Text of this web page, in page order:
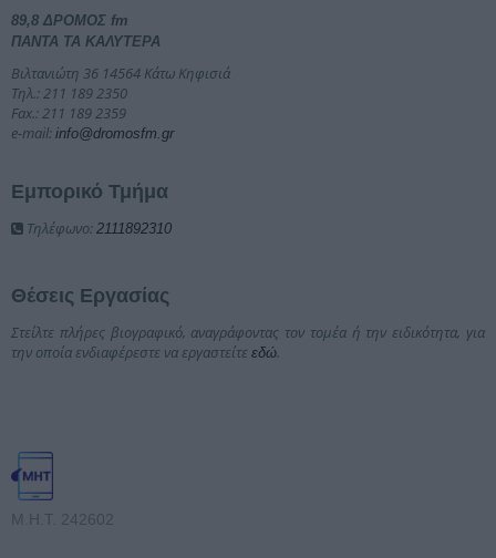
89,8 ΔΡΟΜΟΣ fm
ΠΑΝΤΑ ΤΑ ΚΑΛΥΤΕΡΑ
Βιλτανιώτη 36 14564 Κάτω Κηφισιά
Τηλ.: 211 189 2350
Fax.: 211 189 2359
e-mail: info@dromosfm.gr
Εμπορικό Τμήμα
Τηλέφωνο: 2111892310
Θέσεις Εργασίας
Στείλτε πλήρες βιογραφικό, αναγράφοντας τον τομέα ή την ειδικότητα, για
την οποία ενδιαφέρεστε να εργαστείτε εδώ.
Μ.Η.Τ. 242602